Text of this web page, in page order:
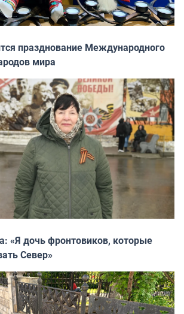
празднование Международного
мира
«Я дочь фронтовиков, которые
Север»